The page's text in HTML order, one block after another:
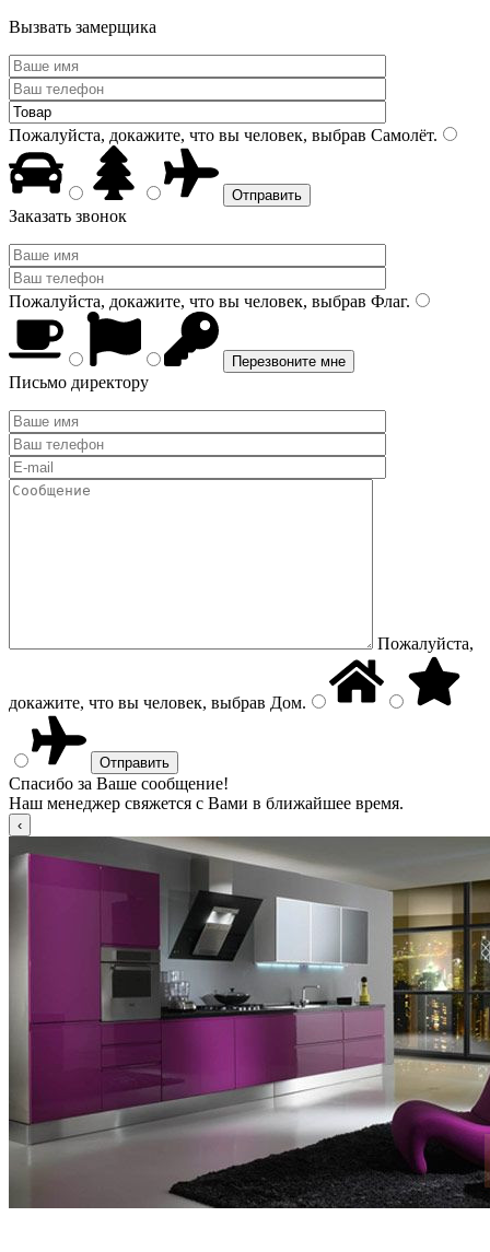
Вызвать замерщика
Пожалуйста, докажите, что вы человек, выбрав Самолёт.
Заказать звонок
Пожалуйста, докажите, что вы человек, выбрав Флаг.
Письмо директору
Пожалуйста,
докажите, что вы человек, выбрав Дом.
Спасибо за Ваше сообщение!
Наш менеджер свяжется с Вами в ближайшее время.